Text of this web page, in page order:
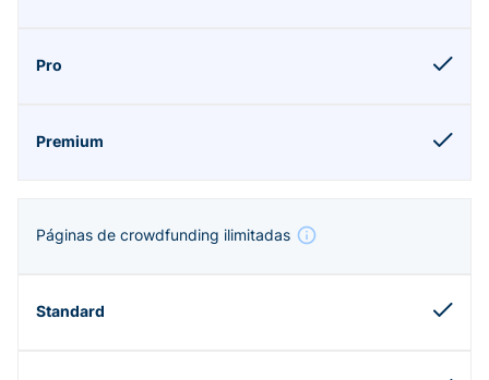
Páginas de crowdfunding ilimitadas